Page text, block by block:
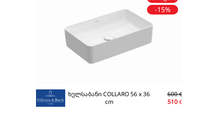
-15%
ხელსაბანი COLLARO 56 x 36
cm
600€
510 €